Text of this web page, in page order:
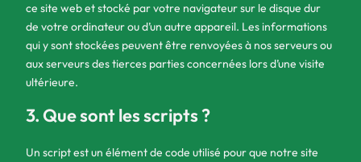
ce site web et stocké par votre navigateur sur le disque dur
de votre ordinateur ou d’un autre appareil. Les informations
qui y sont stockées peuvent être renvoyées à nos serveurs ou
aux serveurs des tierces parties concernées lors d’une visite
ultérieure.
3. Que sont les scripts ?
Un script est un élément de code utilisé pour que notre site